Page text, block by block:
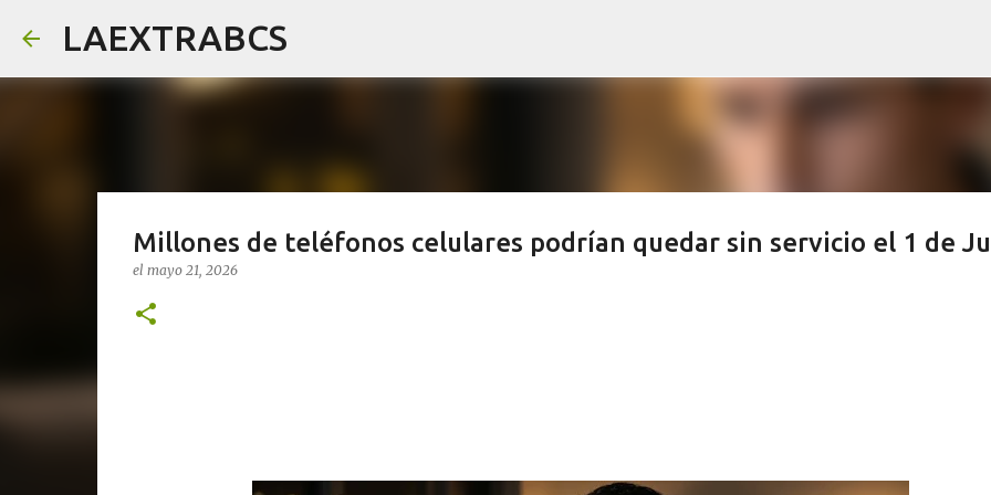
LAEXTRABCS
Millones de teléfonos celulares podrían quedar sin servicio el 1 de
el mayo 21, 2026